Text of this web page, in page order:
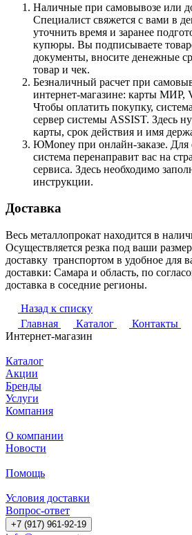
Наличные при самовывозе или
Специалист свяжется с вами в
уточнить время и заранее
купюры. Вы подписываете
документы, вносите денежные
товар и чек.
Безналичный расчет при
интернет-магазине: карты МИР,
Чтобы оплатить покупку,
сервер системы ASSIST. Здесь
карты, срок действия и имя
ЮMoney при онлайн-заказе. Для
система перенаправит вас на
сервиса. Здесь необходимо
инструкции.
Доставка
Весь металлопрокат находится в
Осуществляется резка под ваши
доставку транспортом в удобное для
доставки: Самара и область, по
доставка в соседние регионы.
Назад к списку
Главная
Каталог Контакты
Интернет-магазин
Каталог
Акции
Бренды
Услуги
Компания
О компании
Новости
Помощь
Условия доставки
Вопрос-ответ
+7 (917) 961-92-19